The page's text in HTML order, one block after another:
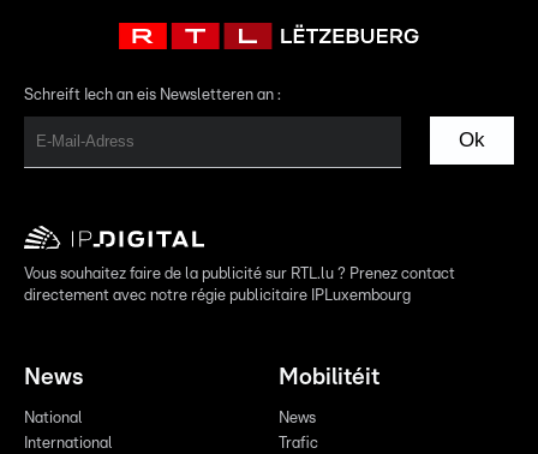
Schreift Iech an eis Newsletteren an :
Ok
Vous souhaitez faire de la publicité sur RTL.lu ? Prenez contact
directement avec notre régie publicitaire IPLuxembourg
News
National
International
Mobilitéit
News
Trafic